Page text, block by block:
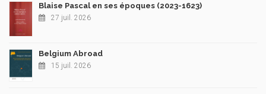
Blaise Pascal en ses époques (2023-1623)
27 juil. 2026
Belgium Abroad
15 juil. 2026